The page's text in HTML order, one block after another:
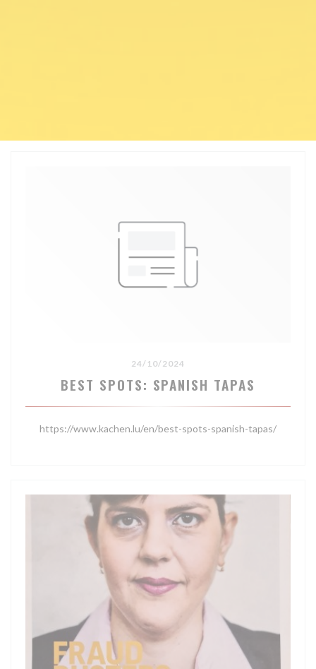
24/10/2024
BEST SPOTS: SPANISH TAPAS
https://www.kachen.lu/en/best-spots-spanish-tapas/